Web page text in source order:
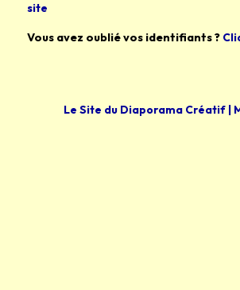
site
Vous avez oublié vos identifiants ?
Le Site du Diaporama Créatif |